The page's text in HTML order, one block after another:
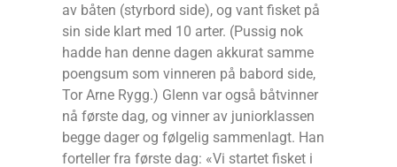
av båten (styrbord side), og vant fisket på
sin side klart med 10 arter. (Pussig nok
hadde han denne dagen akkurat samme
poengsum som vinneren på babord side,
Tor Arne Rygg.) Glenn var også båtvinner
nå første dag, og vinner av juniorklassen
begge dager og følgelig sammenlagt. Han
forteller fra første dag: «Vi startet fisket i